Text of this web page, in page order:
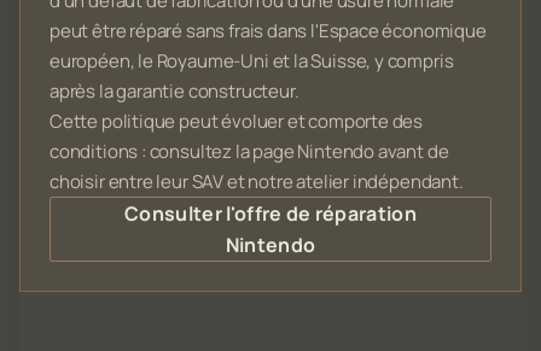
peut être réparé sans frais dans l'Espace économique
européen, le Royaume-Uni et la Suisse, y compris
après la garantie constructeur.
Cette politique peut évoluer et comporte des
conditions : consultez la page Nintendo avant de
choisir entre leur SAV et notre atelier indépendant.
Consulter l'offre de réparation
Nintendo